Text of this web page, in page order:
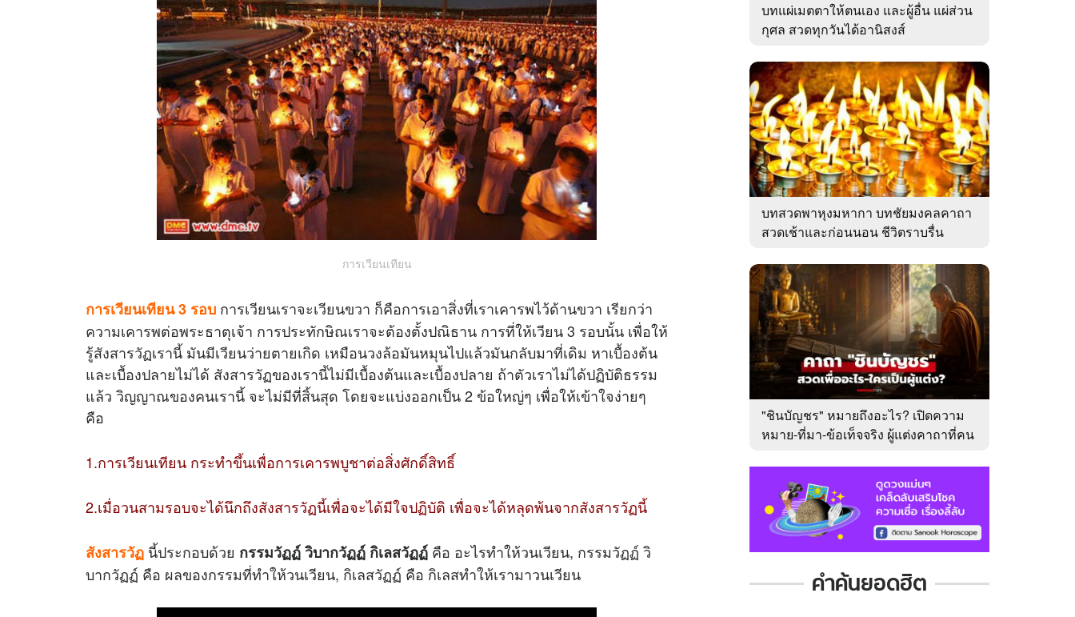
การเวียนเทียน
การเวียนเทียน 3 รอบ การเวียนเราจะเวียนขวา ก็คือการเอาสิ่งที่เราเคารพไว้ด้านขวา เรียกว่า
ความเคารพต่อพระธาตุเจ้า การประทักษิณเราจะต้องตั้งปณิธาน การที่ให้เวียน 3 รอบนั้น เพื่อให้
รู้สังสารวัฏเรานี้ มันมีเวียนว่ายตายเกิด เหมือนวงล้อมันหมุนไปแล้วมันกลับมาที่เดิม หาเบื้องต้น
และเบื้องปลายไม่ได้ สังสารวัฏของเรานี้ไม่มีเบื้องต้นและเบื้องปลาย ถ้าตัวเราไม่ได้ปฏิบัติธรรม
แล้ว วิญญาณของคนเรานี้ จะไม่มีที่สิ้นสุด โดยจะแบ่งออกเป็น 2 ข้อใหญ่ๆ เพื่อให้เข้าใจง่ายๆ
คือ
1.การเวียนเทียน กระทำขึ้นเพื่อการเคารพบูชาต่อสิ่งศักดิ์สิทธิ์
2.เมื่อวนสามรอบจะได้นึกถึงสังสารวัฏนี้เพื่อจะได้มีใจปฏิบัติ เพื่อจะได้หลุดพ้นจากสังสารวัฏนี้
สังสารวัฏ นี้ประกอบด้วย กรรมวัฏฏ์ วิบากวัฏฏ์ กิเลสวัฏฏ์ คือ อะไรทำให้วนเวียน, กรรมวัฏฏ์ วิ
บากวัฏฏ์ คือ ผลของกรรมที่ทำให้วนเวียน, กิเลสวัฏฏ์ คือ กิเลสทำให้เรามาวนเวียน
บทแผ่เมตตาให้ตนเอง และผู้อื่น แผ่ส่วน
กุศล สวดทุกวันได้อานิสงส์
บทสวดพาหุงมหากา บทชัยมงคลคาถา
สวดเช้าและก่อนนอน ชีวิตราบรื่น
"ชินบัญชร" หมายถึงอะไร? เปิดความ
หมาย-ที่มา-ข้อเท็จจริง ผู้แต่งคาถาที่คน
คำค้นยอดฮิต